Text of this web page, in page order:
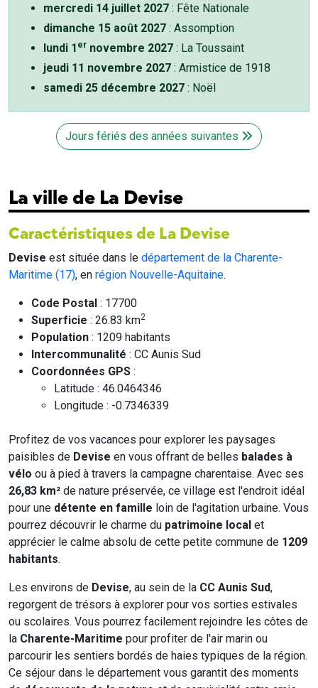
mercredi 14 juillet 2027 : Fête Nationale
dimanche 15 août 2027 : Assomption
lundi 1 er novembre 2027 : La Toussaint
jeudi 11 novembre 2027 : Armistice de 1918
samedi 25 décembre 2027 : Noël
Jours fériés des années suivantes
La ville de La Devise
Caractéristiques de La Devise
Devise est située dans le département de la Charente-
Maritime (17), en région Nouvelle-Aquitaine.
Code Postal : 17700
Superficie : 26.83 km2
Population : 1209 habitants
Intercommunalité : CC Aunis Sud
Coordonnées GPS :
Latitude : 46.0464346
Longitude : -0.7346339
Profitez de vos vacances pour explorer les paysages
paisibles de Devise en vous offrant de belles balades à
vélo ou à pied à travers la campagne charentaise. Avec ses
26,83 km² de nature préservée, ce village est l'endroit idéal
pour une détente en famille loin de l'agitation urbaine. Vous
pourrez découvrir le charme du patrimoine local et
apprécier le calme absolu de cette petite commune de 1209
habitants.
Les environs de Devise, au sein de la CC Aunis Sud,
regorgent de trésors à explorer pour vos sorties estivales
ou scolaires. Vous pourrez facilement rejoindre les côtes de
la Charente-Maritime pour profiter de l'air marin ou
parcourir les sentiers bordés de haies typiques de la région.
Ce séjour dans le département vous garantit des moments